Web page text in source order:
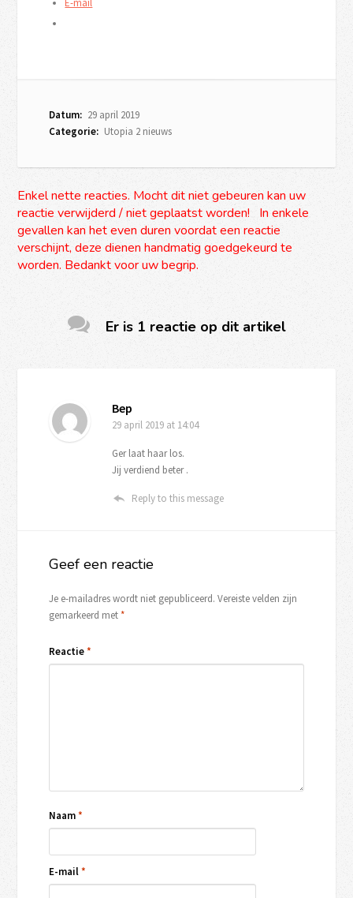
Datum: 29 april 2019
Categorie: Utopia 2 nieuws
Enkel nette reacties. Mocht dit niet gebeuren kan uw
reactie verwijderd / niet geplaatst worden! In enkele
gevallen kan het even duren voordat een reactie
verschijnt, deze dienen handmatig goedgekeurd te
worden. Bedankt voor uw begrip.
Er is 1 reactie op dit artikel
Bep
29 april 2019 at 14:04
Ger laat haar los.
Jij verdiend beter .
Reply to this message
Geef een reactie
Je e-mailadres wordt niet gepubliceerd. Vereiste velden zijn
gemarkeerd met*
Reactie*
Naam*
E-mail*